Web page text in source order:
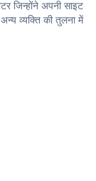
जिन्होंने अपनी साइट
व्यक्ति की तुलना में